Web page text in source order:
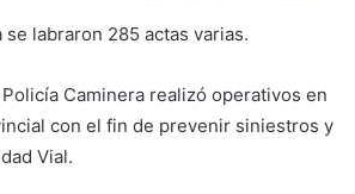
se labraron 285 actas varias.
Caminera realizó operativos en
con el fin de prevenir siniestros y
Vial.